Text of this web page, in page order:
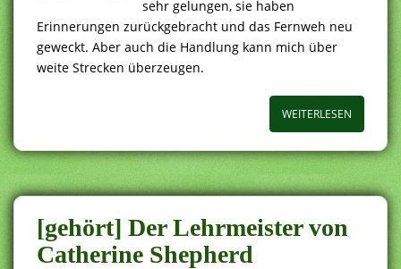
sehr gelungen, sie haben
Erinnerungen zurückgebracht und das Fernweh neu
geweckt. Aber auch die Handlung kann mich über
weite Strecken überzeugen.
WEITERLESEN
[gehört] Der Lehrmeister von
Catherine Shepherd